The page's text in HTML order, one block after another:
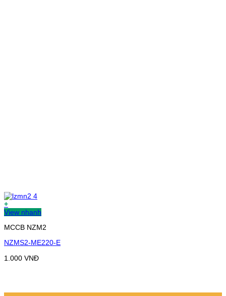
+
View nhanh
MCCB NZM2
NZMS2-ME220-E
1.000 VNĐ